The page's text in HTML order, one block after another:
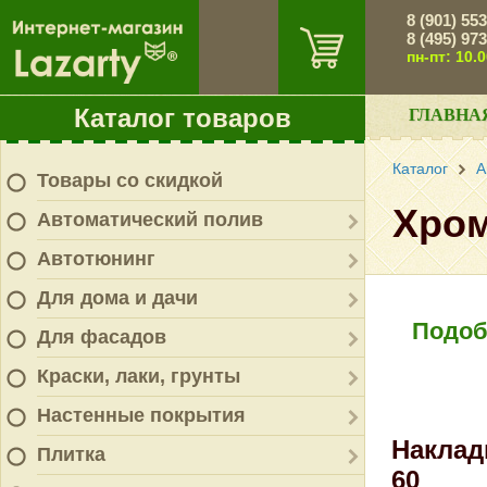
Каталог товаров
Товары со скидкой
Автоматический полив
Автотюнинг
Для дома и дачи
Для фасадов
Краски, лаки, грунты
Настенные покрытия
Плитка
8 (901)
8 (495)
пн-пт:
Каталог
60